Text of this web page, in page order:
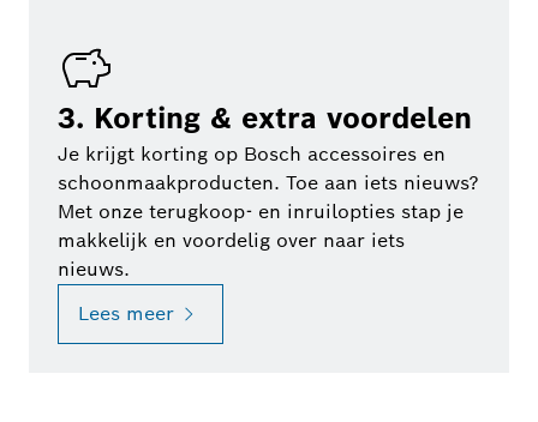
3. Korting & extra voordelen
Je krijgt korting op Bosch accessoires en
schoonmaakproducten. Toe aan iets nieuws?
Met onze terugkoop- en inruilopties stap je
makkelijk en voordelig over naar iets
nieuws.
Lees meer